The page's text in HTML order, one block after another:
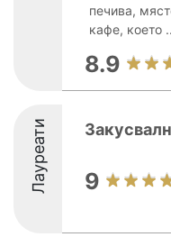
печива,
кафе, което
8.9
Лауреати 9